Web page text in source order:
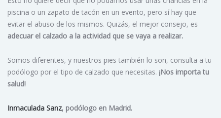
piscina o un zapato de tacón en un evento, pero sí hay que
evitar el abuso de los mismos. Quizás, el mejor consejo, es
adecuar el calzado a la actividad que se vaya a realizar.
Somos diferentes, y nuestros pies también lo son, consulta a tu
podólogo por el tipo de calzado que necesitas. ¡Nos importa tu
salud!
Inmaculada Sanz, podólogo en Madrid.